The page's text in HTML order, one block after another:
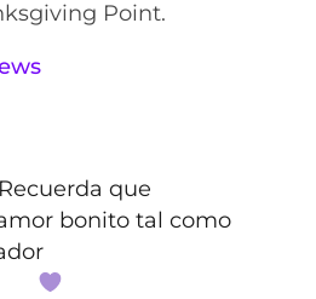
Point.
Recuerda que
bonito tal como